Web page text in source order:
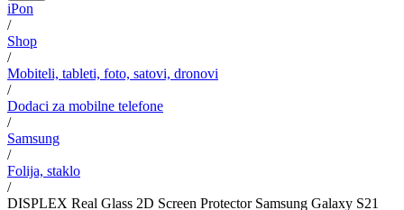
iPon
/
Shop
/
Mobiteli, tableti, foto, satovi, dronovi
/
Dodaci za mobilne telefone
/
Samsung
/
Folija, staklo
/
DISPLEX Real Glass 2D Screen Protector Samsung Galaxy S21